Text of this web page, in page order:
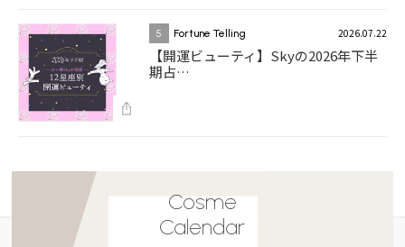
5 Fortune Telling 2026.07.22
【開運ビューティ】Skyの2026年下半
期占…
Cosme
Calendar